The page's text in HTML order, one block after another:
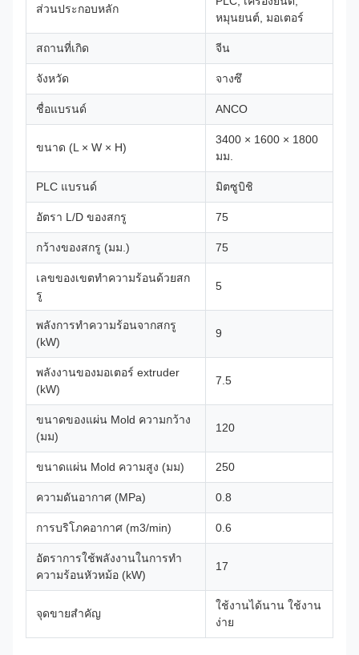
ส่วนประกอบหลัก
หมุนยนต์, มอเตอร์
สถานที่เกิด จีน
จังหวัด จางซึ
ชื่อแบรนด์ ANCO
ขนาด (L × W × H)
3400 × 1600 × 1800
มม.
PLC แบรนด์ มิตซูบิชิ
อัตรา L/D ของสกรู 75
กว้างของสกรู (มม.) 75
เลขของเขตทําความร้อนด้วยสก
รู
5
พลังการทําความร้อนจากสกรู
(kW)
9
พลังงานของมอเตอร์ extruder
(kW)
7.5
ขนาดของแผ่น Mold ความกว้าง
(มม)
120
ขนาดแผ่น Mold ความสูง (มม) 250
ความดันอากาศ (MPa) 0.8
การบริโภคอากาศ (m3/min) 0.6
อัตราการใช้พลังงานในการทํา
ความร้อนหัวหม้อ (kW)
17
จุดขายสําคัญ
ใช้งานได้นาน ใช้งาน
ง่าย